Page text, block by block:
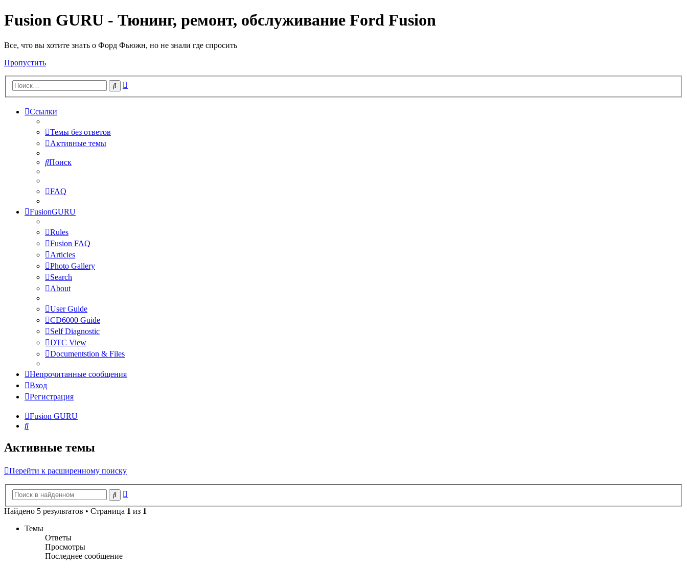
Fusion GURU - Тюнинг, ремонт, обслуживание Ford Fusion
Все, что вы хотите знать о Форд Фьюжн, но не знали где спросить
Пропустить
Поиск
Ссылки
Темы без ответов
Активные темы
Поиск
FAQ
FusionGURU
Rules
Fusion FAQ
Articles
Photo Gallery
Search
About
User Guide
CD6000 Guide
Self Diagnostic
DTC View
Documentstion & Files
Непрочитанные сообщения
Вход
Регистрация
Fusion GURU
Поиск
Активные темы
Перейти к расширенному поиску
Поиск
Найдено 5 результатов • Страница 1 из 1
Темы
Ответы
Просмотры
Последнее сообщение